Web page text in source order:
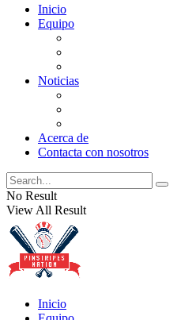
Inicio
Equipo
Noticias
Acerca de
Contacta con nosotros
No Result
View All Result
Inicio